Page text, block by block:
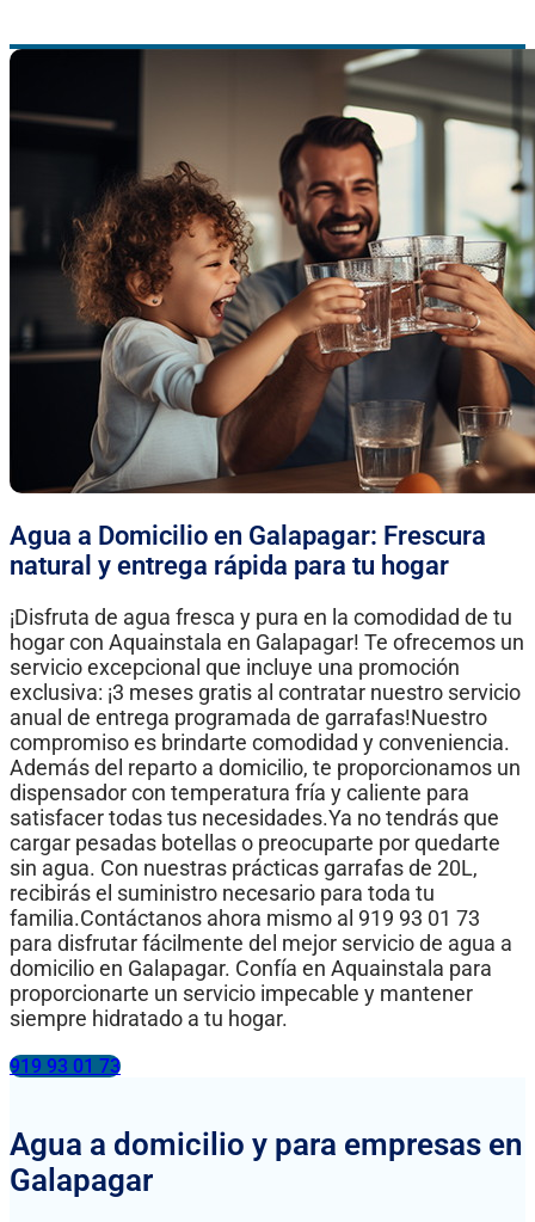
Agua a Domicilio en Galapagar: Frescura
natural y entrega rápida para tu hogar
¡Disfruta de agua fresca y pura en la comodidad de tu
hogar con Aquainstala en Galapagar! Te ofrecemos un
servicio excepcional que incluye una promoción
exclusiva: ¡3 meses gratis al contratar nuestro servicio
anual de entrega programada de garrafas!Nuestro
compromiso es brindarte comodidad y conveniencia.
Además del reparto a domicilio, te proporcionamos un
dispensador con temperatura fría y caliente para
satisfacer todas tus necesidades.Ya no tendrás que
cargar pesadas botellas o preocuparte por quedarte
sin agua. Con nuestras prácticas garrafas de 20L,
recibirás el suministro necesario para toda tu
familia.Contáctanos ahora mismo al 919 93 01 73
para disfrutar fácilmente del mejor servicio de agua a
domicilio en Galapagar. Confía en Aquainstala para
proporcionarte un servicio impecable y mantener
siempre hidratado a tu hogar.
919 93 01 73
Agua a domicilio y para empresas en
Galapagar